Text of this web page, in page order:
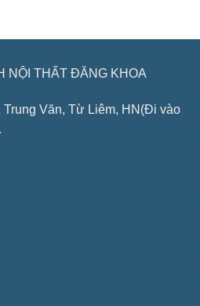
NỘI THẤT ĐĂNG KHOA
Văn, Từ Liêm, HN(Đi vào